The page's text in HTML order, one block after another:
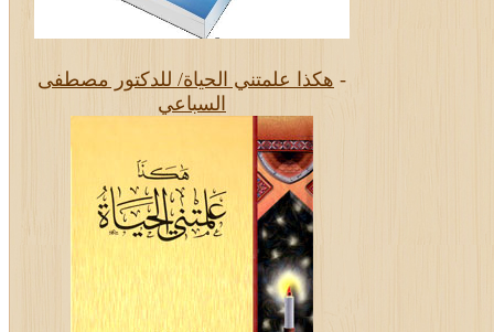
- هكذا علمتني الحياة/ للدكتور مصطفى
السباعي